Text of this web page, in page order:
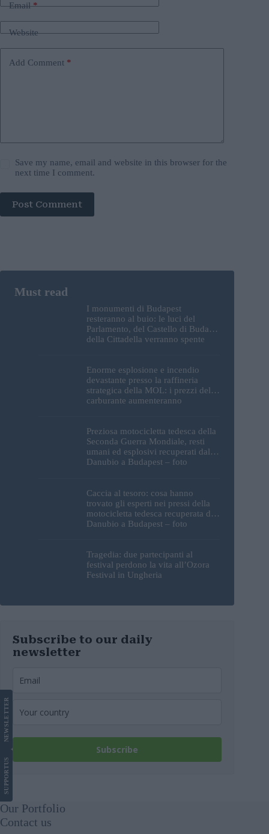
Email*
Website
Add Comment *
Save my name, email and website in this browser for the
next time I comment.
Post Comment
I monumenti di Budapest
resteranno al buio: le luci del
Parlamento, del Castello di Buda e
della Cittadella verranno spente
Enorme esplosione e incendio
devastante presso la raffineria
strategica della MOL: i prezzi del
carburante aumenteranno
Preziosa motocicletta tedesca della
Seconda Guerra Mondiale, resti
umani ed esplosivi recuperati dal
Danubio a Budapest – foto
Caccia al tesoro: cosa hanno
trovato gli esperti nei pressi della
motocicletta tedesca recuperata dal
Danubio a Budapest – foto
Tragedia: due partecipanti al
festival perdono la vita all’Ozora
Festival in Ungheria
Subscribe to our daily
newsletter
Subscribe
SUPPORT
US
NEWS
LETTER
Our Portfolio
Contact us